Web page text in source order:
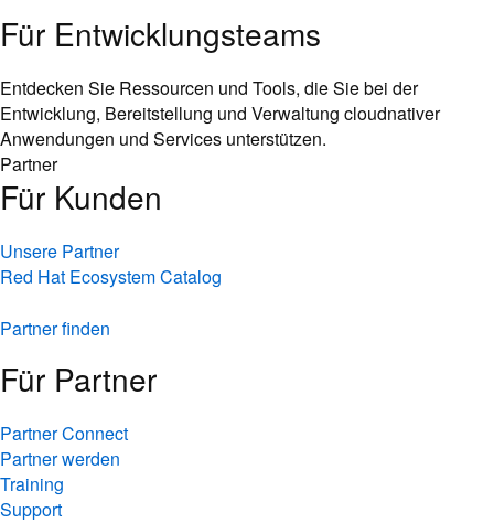
Für Entwicklungsteams
Entdecken Sie Ressourcen und Tools, die Sie bei der
Entwicklung, Bereitstellung und Verwaltung cloudnativer
Anwendungen und Services unterstützen.
Partner
Für Kunden
Unsere Partner
Red Hat Ecosystem Catalog
Partner finden
Für Partner
Partner Connect
Partner werden
Training
Support